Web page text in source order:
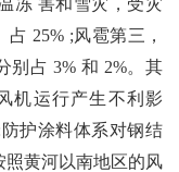
冻 害和雪灾，受灾
25% ;风雹第三，
别占 3% 和 2%。其
机运行产生不利影
护涂料体系对钢结
照黄河以南地区的风